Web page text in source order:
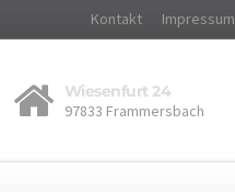
Kontakt Impressum
Wiesenfurt 24
97833 Frammersbach